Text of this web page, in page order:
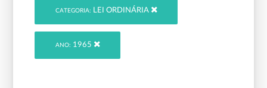
CATEGORIA: LEI ORDINÁRIA
ANO: 1965